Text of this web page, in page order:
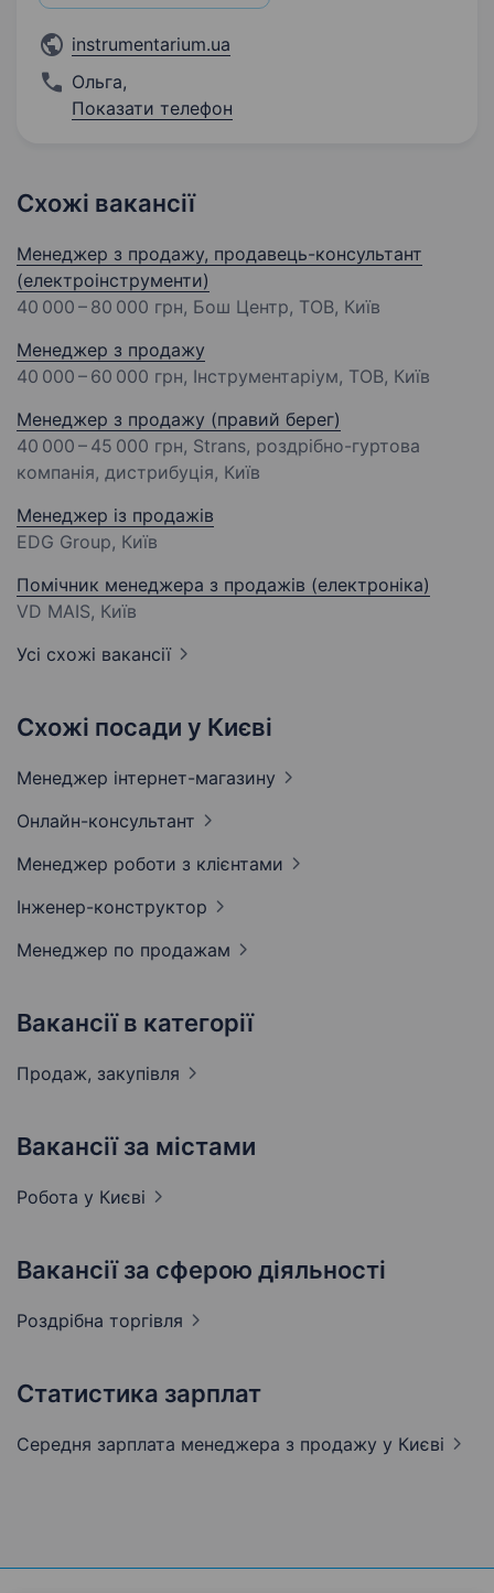
instrumentarium.ua
Ольга,
Показати телефон
Схожі вакансії
Менеджер з продажу, продавець-консультант
(електроінструменти)
40 000 – 80 000 грн, Бош Центр, ТОВ, Київ
Менеджер з продажу
40 000 – 60 000 грн, Інструментаріум, ТОВ, Київ
Менеджер з продажу (правий берег)
40 000 – 45 000 грн, Strans, роздрібно-гуртова
компанія, дистрибуція, Київ
Менеджер із продажів
EDG Group, Київ
Помічник менеджера з продажів (електроніка)
VD MAIS, Київ
Усі схожі вакансії
Схожі посади у Києві
Менеджер інтернет-магазину
Онлайн-консультант
Менеджер роботи з клієнтами
Інженер-конструктор
Менеджер по продажам
Вакансії в категорії
Продаж, закупівля
Вакансії за містами
Робота у Києві
Вакансії за сферою діяльності
Роздрібна торгівля
Статистика зарплат
Середня зарплата менеджера з продажу у Києві